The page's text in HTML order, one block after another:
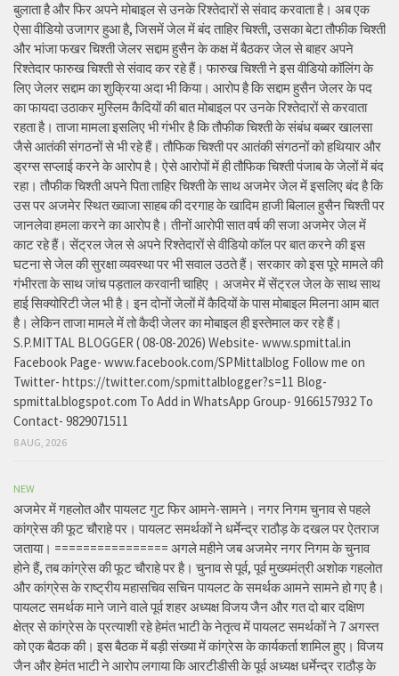
बुलाता है और फिर अपने मोबाइल से उनके रिश्तेदारों से संवाद करवाता है। अब एक
ऐसा वीडियो उजागर हुआ है, जिसमें जेल में बंद ताहिर चिश्ती, उसका बेटा तौफीक चिश्ती
और भांजा फखर चिश्ती जेलर सद्दाम हुसैन के कक्ष में बैठकर जेल से बाहर अपने
रिश्तेदार फारुख चिश्ती से संवाद कर रहे हैं। फारुख चिश्ती ने इस वीडियो कॉलिंग के
लिए जेलर सद्दाम का शुक्रिया अदा भी किया। आरोप है कि सद्दाम हुसैन जेलर के पद
का फायदा उठाकर मुस्लिम कैदियों की बात मोबाइल पर उनके रिश्तेदारों से करवाता
रहता है। ताजा मामला इसलिए भी गंभीर है कि तौफीक चिश्ती के संबंध बब्बर खालसा
जैसे आतंकी संगठनों से भी रहे हैं। तौफिक चिश्ती पर आतंकी संगठनों को हथियार और
ड्रग्स सप्लाई करने के आरोप है। ऐसे आरोपों में ही तौफिक चिश्ती पंजाब के जेलों में बंद
रहा। तौफीक चिश्ती अपने पिता ताहिर चिश्ती के साथ अजमेर जेल में इसलिए बंद है कि
उस पर अजमेर स्थित ख्वाजा साहब की दरगाह के खादिम हाजी बिलाल हुसैन चिश्ती पर
जानलेवा हमला करने का आरोप है। तीनों आरोपी सात वर्ष की सजा अजमेर जेल में
काट रहे हैं। सेंट्रल जेल से अपने रिश्तेदारों से वीडियो कॉल पर बात करने की इस
घटना से जेल की सुरक्षा व्यवस्था पर भी सवाल उठते हैं। सरकार को इस पूरे मामले की
गंभीरता के साथ जांच पड़ताल करवानी चाहिए । अजमेर में सेंट्रल जेल के साथ साथ
हाई सिक्योरिटी जेल भी है। इन दोनों जेलों में कैदियों के पास मोबाइल मिलना आम बात
है। लेकिन ताजा मामले में तो कैदी जेलर का मोबाइल ही इस्तेमाल कर रहे हैं।
S.P.MITTAL BLOGGER ( 08-08-2026) Website- www.spmittal.in
Facebook Page- www.facebook.com/SPMittalblog Follow me on
Twitter- https://twitter.com/spmittalblogger?s=11 Blog-
spmittal.blogspot.com To Add in WhatsApp Group- 9166157932 To
Contact- 9829071511
8 AUG, 2026
NEW
अजमेर में गहलोत और पायलट गुट फिर आमने-सामने। नगर निगम चुनाव से पहले
कांग्रेस की फूट चौराहे पर। पायलट समर्थकों ने धर्मेन्द्र राठौड़ के दखल पर ऐतराज
जताया। ================ अगले महीने जब अजमेर नगर निगम के चुनाव
होने हैं, तब कांग्रेस की फूट चौराहे पर है। चुनाव से पूर्व, पूर्व मुख्यमंत्री अशोक गहलोत
और कांग्रेस के राष्ट्रीय महासचिव सचिन पायलट के समर्थक आमने सामने हो गए है।
पायलट समर्थक माने जाने वाले पूर्व शहर अध्यक्ष विजय जैन और गत दो बार दक्षिण
क्षेत्र से कांग्रेस के प्रत्याशी रहे हेमंत भाटी के नेतृत्व में पायलट समर्थकों ने 7 अगस्त
को एक बैठक की। इस बैठक में बड़ी संख्या में कांग्रेस के कार्यकर्ता शामिल हुए। विजय
जैन और हेमंत भाटी ने आरोप लगाया कि आरटीडीसी के पूर्व अध्यक्ष धर्मेन्द्र राठौड़ के